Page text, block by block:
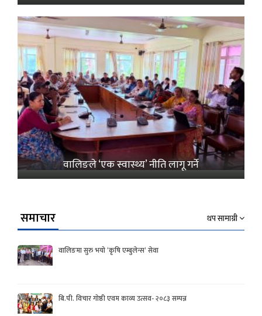
वालिङले ‘एक स्वास्थ्य’ नीति लागू गर्ने
समाचार थप सामाग्री
वालिङमा सुरु भयो ‘कृषि एम्बुलेन्स’ सेवा
बि.पी. विचार गोष्ठी एवम काव्य उत्सव- २०८३ सम्पन्न